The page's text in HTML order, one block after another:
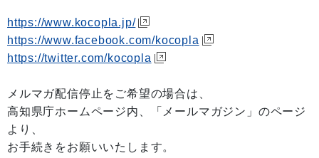
https://www.kocopla.jp/
https://www.facebook.com/kocopla
https://twitter.com/kocopla
メルマガ配信停止をご希望の場合は、
高知県庁ホームページ内、「メールマガジン」のページ
より、
お手続きをお願いいたします。